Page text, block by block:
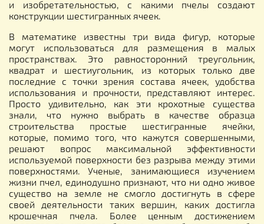
и изобретательностью, с какими пчелы создают
конструкции шестигранных ячеек.
В математике известны три вида фигур, которые
могут использоваться для размещения в малых
пространствах. Это равносторонний треугольник,
квадрат и шестиугольник, из которых только две
последние с точки зрения состава ячеек, удобства
использования и прочности, представляют интерес.
Просто удивительно, как эти крохотные существа
знали, что нужно выбрать в качестве образца
строительства простые шестигранные ячейки,
которые, помимо того, что кажутся совершенными,
решают вопрос максимальной эффективности
используемой поверхности без разрыва между этими
поверхностями. Ученые, занимающиеся изучением
жизни пчел, единодушно признают, что ни одно живое
существо на земле не смогло достигнуть в сфере
своей деятельности таких вершин, каких достигла
крошечная пчела. Более ценным достижением